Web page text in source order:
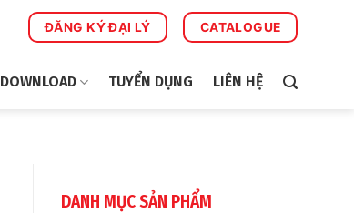
ĐĂNG KÝ ĐẠI LÝ CATALOGUE
DOWNLOAD TUYỂN DỤNG LIÊN HỆ
DANH MỤC SẢN PHẨM